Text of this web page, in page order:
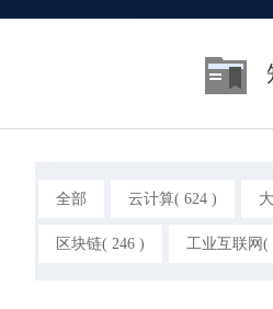
全部 云计算( 624 )
区块链( 246 ) 工业互联网(